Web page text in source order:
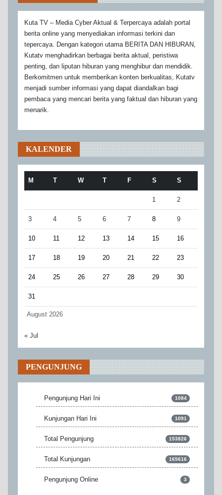
Kuta TV – Media Cyber Aktual & Terpercaya adalah portal
berita online yang menyediakan informasi terkini dan
tepercaya. Dengan kategori utama BERITA DAN HIBURAN,
Kutatv menghadirkan berbagai berita aktual, peristiwa
penting, dan liputan hiburan yang menghibur dan mendidik.
Berkomitmen untuk memberikan konten berkualitas, Kutatv
menjadi sumber informasi yang dapat diandalkan bagi
pembaca yang mencari berita yang faktual dan hiburan yang
menarik.
KALENDER
August 2026
M T W T F S S
1 2
3 4 5 6 7 8 9
10 11 12 13 14 15 16
17 18 19 20 21 22 23
24 25 26 27 28 29 30
31
« Jul
PENGUNJUNG
Pengunjung Hari Ini 1084
Kunjungan Hari Ini 1091
Total Pengunjung 153826
Total Kunjungan 165616
Pengunjung Online 3